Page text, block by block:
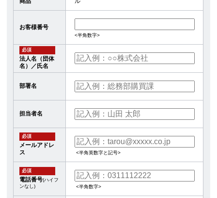
お客様番号
<半角数字>
必須
法人名（団体
名）／氏名
部署名
担当者名
必須
メールアドレ
ス
<半角英数字と記号>
必須
電話番号(ハイフ
ンなし)
<半角数字>